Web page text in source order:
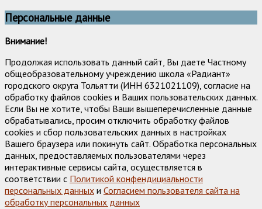
Персональные данные
Внимание!
Продолжая использовать данный сайт, Вы даете Частному
общеобразовательному учреждению школа «Радиант»
городского округа Тольятти (ИНН 6321021109), согласие на
обработку файлов cookies и Ваших пользовательских данных.
Если Вы не хотите, чтобы Ваши вышеперечисленные данные
обрабатывались, просим отключить обработку файлов
cookies и сбор пользовательских данных в настройках
Вашего браузера или покинуть сайт. Обработка персональных
данных, предоставляемых пользователями через
интерактивные сервисы сайта, осуществляется в
соответствии с Политикой конфендициальности
персональных данных и Согласием пользователя сайта на
обработку персональных данных